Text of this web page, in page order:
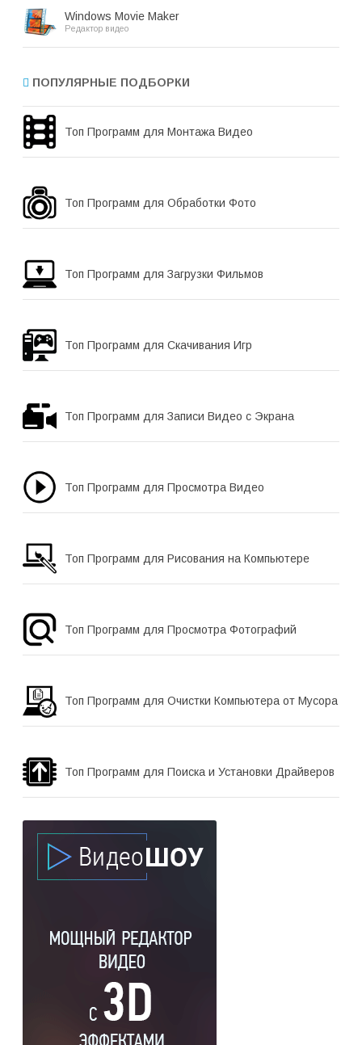
Windows Movie Maker
Редактор видео
ПОПУЛЯРНЫЕ ПОДБОРКИ
Топ Программ для Монтажа Видео
Топ Программ для Обработки Фото
Топ Программ для Загрузки Фильмов
Топ Программ для Скачивания Игр
Топ Программ для Записи Видео с Экрана
Топ Программ для Просмотра Видео
Топ Программ для Рисования на Компьютере
Топ Программ для Просмотра Фотографий
Топ Программ для Очистки Компьютера от Мусора
Топ Программ для Поиска и Установки Драйверов